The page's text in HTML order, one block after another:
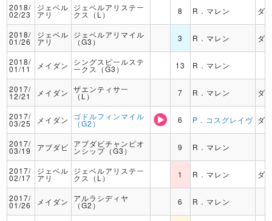
2018/
02/23
ジェベル
アリ
ジェベルアリステー
クス（L） 8 R．マレン ダ
2018/
01/26
ジェベル
アリ
ジェベルアリマイル
（G3） 3 R．マレン ダ
2018/
01/11 メイダン シングスピールステ
ークス（G3） 13 R．マレン
2017/
12/21 メイダン ザエンティサー
（L） 7 R．マレン ダ
2017/
03/25 メイダン ゴドルフィンマイル
（G2） 6 P．コスグレイヴ ダ
2017/
03/19 アブダビ アブダビチャンピオ
ンシップ（G3） 9 R．マレン
2017/
02/17
ジェベル
アリ
ジェベルアリステー
クス（L） 1 R．マレン ダ
2017/
01/26 メイダン アルラシディヤ
（G2） 6 R．マレン